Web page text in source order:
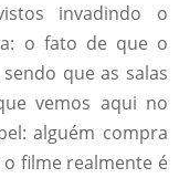
invadindo o
o fato de que o
que as salas
vemos aqui no
alguém compra
filme realmente é